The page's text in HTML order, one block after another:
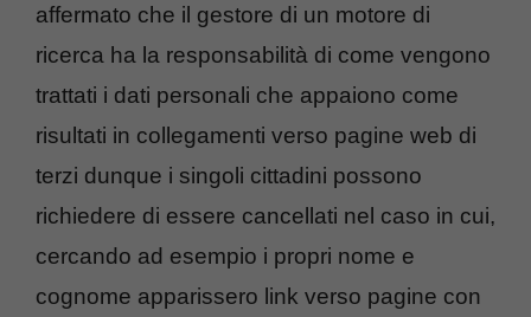
affermato che il gestore di un motore di
ricerca ha la responsabilità di come vengono
trattati i dati personali che appaiono come
risultati in collegamenti verso pagine web di
terzi dunque i singoli cittadini possono
richiedere di essere cancellati nel caso in cui,
cercando ad esempio i propri nome e
cognome apparissero link verso pagine con